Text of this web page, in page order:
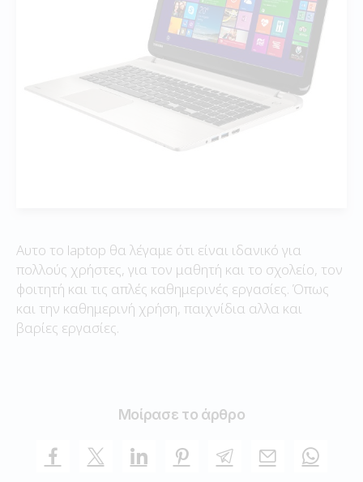
Αυτο το laptop θα λέγαμε ότι είναι ιδανικό για
πολλούς χρήστες, για τον μαθητή και το σχολείο, τον
φοιτητή και τις απλές καθημερινές εργασίες. Όπως
και την καθημερινή χρήση, παιχνίδια αλλα και
βαρίες εργασίες.
Μοίρασε το άρθρο